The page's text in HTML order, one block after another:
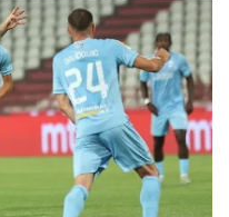
VODITELJKA
BEZ TRUNKE
Kilibarda zumira
da ulepšava
mi je preko